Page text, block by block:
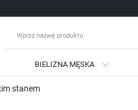
się
BIELIZNA MĘSKA
stanem